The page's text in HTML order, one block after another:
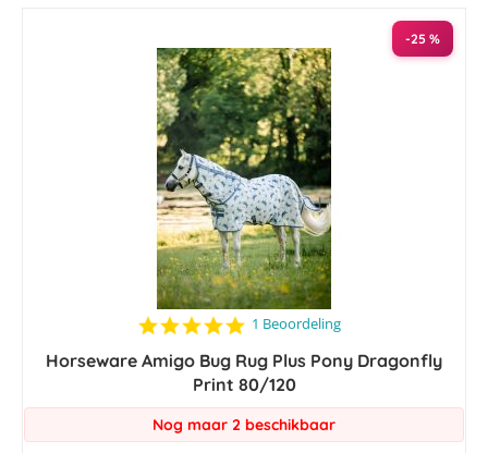
-25 %
5.0
rating
1 Beoordeling
Horseware Amigo Bug Rug Plus Pony Dragonfly
Print 80/120
Nog maar 2 beschikbaar